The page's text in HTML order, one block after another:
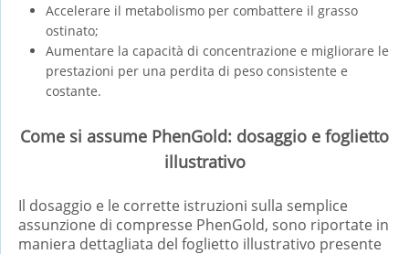
Accelerare il metabolismo per combattere il grasso
ostinato;
Aumentare la capacità di concentrazione e migliorare le
prestazioni per una perdita di peso consistente e
costante.
Come si assume PhenGold: dosaggio e foglietto
illustrativo
Il dosaggio e le corrette istruzioni sulla semplice
assunzione di compresse PhenGold, sono riportate in
maniera dettagliata del foglietto illustrativo presente